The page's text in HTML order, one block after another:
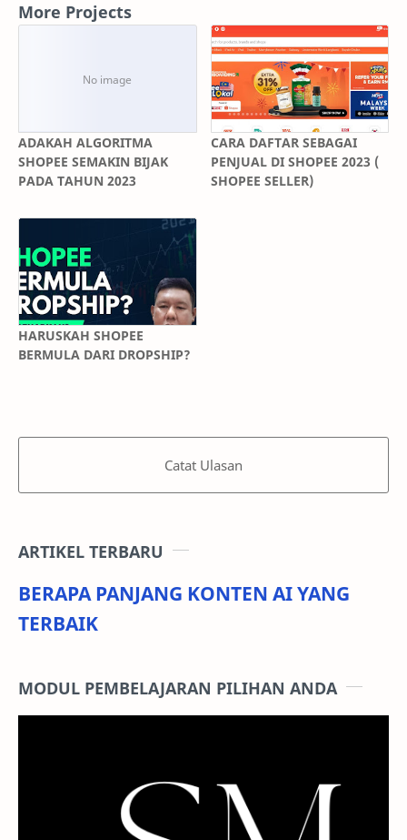
Submitting an appeal
You can submit an appeal viaSeller Centre
blocked from sending Shopee Seller Chat messages due to
chat spam.
📍 Definitions
Account freeze:Users are unable to conduct
More Projects
ADAKAH ALGORITMA
SHOPEE SEMAKIN BIJAK
CARA DAFTAR SEBAGAI
PENJUAL DI SHOPEE 2023 (